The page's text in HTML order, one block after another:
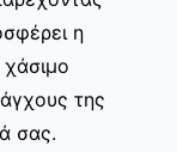
η
της
σας.